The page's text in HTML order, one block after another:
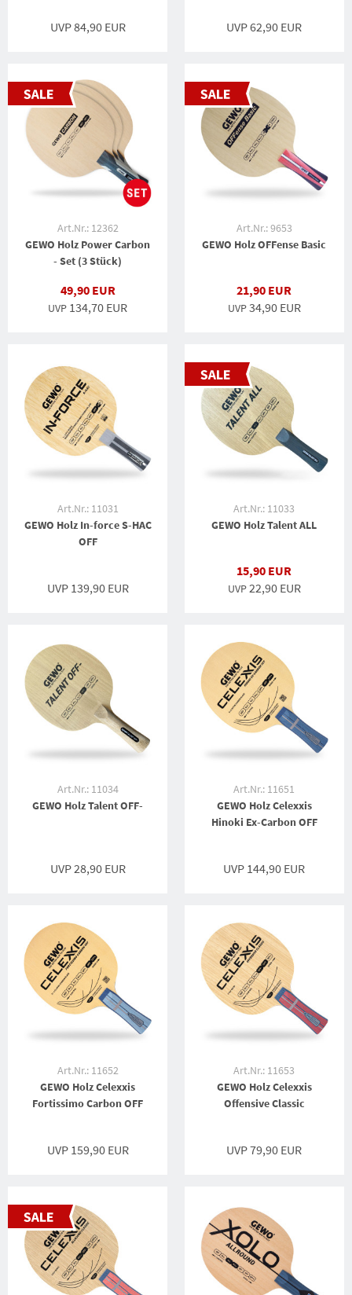
UVP 84,90 EUR UVP 62,90 EUR
Art.Nr.: 12362
GEWO Holz Power Carbon
- Set (3 Stück)
49,90 EUR
UVP 134,70 EUR
Art.Nr.: 9653
GEWO Holz OFFense Basic
21,90 EUR
UVP34,90 EUR
Art.Nr.: 11031
GEWO Holz In-force S-HAC
OFF
UVP 139,90 EUR
Art.Nr.: 11033
GEWO Holz Talent ALL
15,90 EUR
UVP22,90 EUR
Art.Nr.: 11034
GEWO Holz Talent OFF-
UVP 28,90 EUR
Art.Nr.: 11651
GEWO Holz Celexxis
Hinoki Ex-Carbon OFF
UVP 144,90 EUR
Art.Nr.: 11652
GEWO Holz Celexxis
Fortissimo Carbon OFF
UVP 159,90 EUR
Art.Nr.: 11653
GEWO Holz Celexxis
Offensive Classic
UVP 79,90 EUR